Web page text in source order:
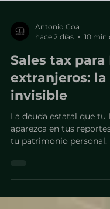
hace 2 días
10 min
Sales tax para
extranjeros: la
invisible
La deuda estatal que tu
aparezca en tus